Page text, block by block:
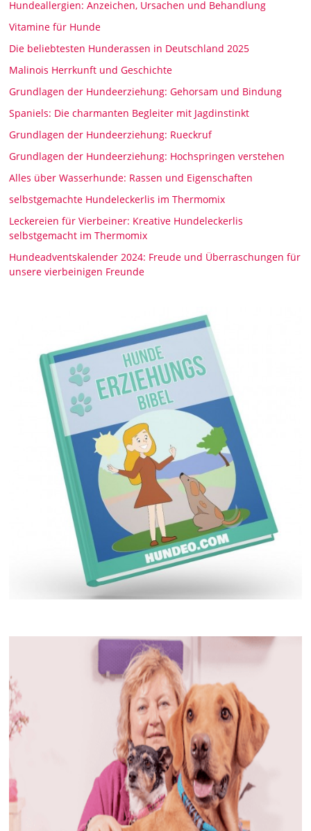
Hundeallergien: Anzeichen, Ursachen und Behandlung
Vitamine für Hunde
Die beliebtesten Hunderassen in Deutschland 2025
Malinois Herrkunft und Geschichte
Grundlagen der Hundeerziehung: Gehorsam und Bindung
Spaniels: Die charmanten Begleiter mit Jagdinstinkt
Grundlagen der Hundeerziehung: Rueckruf
Grundlagen der Hundeerziehung: Hochspringen verstehen
Alles über Wasserhunde: Rassen und Eigenschaften
selbstgemachte Hundeleckerlis im Thermomix
Leckereien für Vierbeiner: Kreative Hundeleckerlis
selbstgemacht im Thermomix
Hundeadventskalender 2024: Freude und Überraschungen für
unsere vierbeinigen Freunde